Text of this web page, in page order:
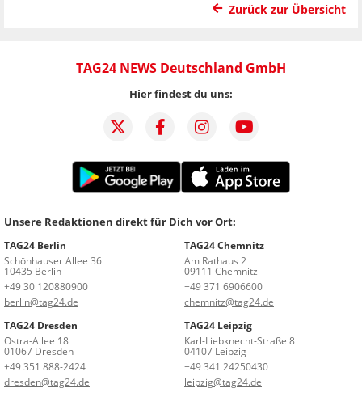
Zurück zur Übersicht
TAG24 NEWS Deutschland GmbH
Hier findest du uns:
Unsere Redaktionen direkt für Dich vor Ort:
TAG24 Berlin
Schönhauser Allee 36
10435 Berlin
+49 30 120880900
berlin@tag24.de
TAG24 Chemnitz
Am Rathaus 2
09111 Chemnitz
+49 371 6906600
chemnitz@tag24.de
TAG24 Dresden
Ostra-Allee 18
01067 Dresden
+49 351 888-2424
dresden@tag24.de
TAG24 Leipzig
Karl-Liebknecht-Straße 8
04107 Leipzig
+49 341 24250430
leipzig@tag24.de